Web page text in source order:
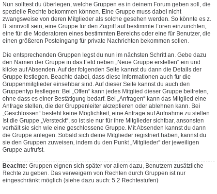
Nun solltest du überlegen, welche Gruppen es in deinem Forum geben soll, die
spezielle Rechte bekommen können. Eine Gruppe muss dabei nicht
zwangsweise von deren Mitglieder als solche gesehen werden. So könnte es z.
B. sinnvoll sein, eine Gruppe für den Zugriff auf bestimmte Foren einzurichten,
eine für die Moderatoren eines bestimmten Bereichs oder eine für Benutzer, die
einen größeren Posteingang für private Nachrichten bekommen sollen.
Die entsprechenden Gruppen legst du nun im nächsten Schritt an. Gebe dazu
den Namen der Gruppe in das Feld neben „Neue Gruppe erstellen“ ein und
klicke auf Absenden. Auf der folgenden Seite kannst du dann die Details der
Gruppe festlegen. Beachte dabei, dass diese Informationen auch für die
Gruppenmitglieder einsehbar sind. Auf dieser Seite kannst du auch den
Gruppentyp festlegen: Bei „Offen“ kann jedes Mitglied dieser Gruppe beitreten,
ohne dass es einer Bestätigung bedarf. Bei „Anfragen“ kann das Mitglied eine
Anfrage stellen, die der Gruppenleiter akzeptieren oder ablehnen kann. Bei
„Geschlossen“ besteht keine Möglichkeit, eine Anfrage auf Aufnahme zu stellen.
Ist die Gruppe „Versteckt“, so ist sie nur für ihre Mitglieder sichtbar, ansonsten
verhält sie sich wie eine geschlossene Gruppe. Mit Absenden kannst du dann
die Gruppe anlegen. Sobald sich deine Mitglieder registriert haben, kannst du
sie den Gruppen zuweisen, indem du den Punkt „Mitglieder“ der jeweiligen
Gruppe aufrufst.
Beachte: Gruppen eignen sich später vor allem dazu, Benutzern zusätzliche
Rechte zu geben. Das verweigern von Rechten durch Gruppen ist nur
eingeschränkt möglich (siehe dazu auch: 5.2 Rechtestufen)